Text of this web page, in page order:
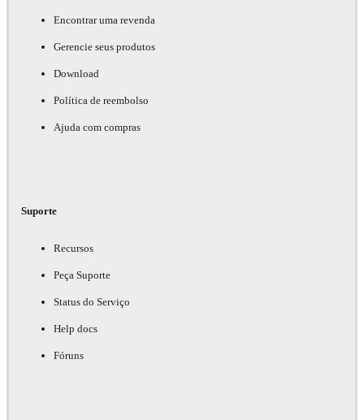
Encontrar uma revenda
Gerencie seus produtos
Download
Política de reembolso
Ajuda com compras
Suporte
Recursos
Peça Suporte
Status do Serviço
Help docs
Fóruns